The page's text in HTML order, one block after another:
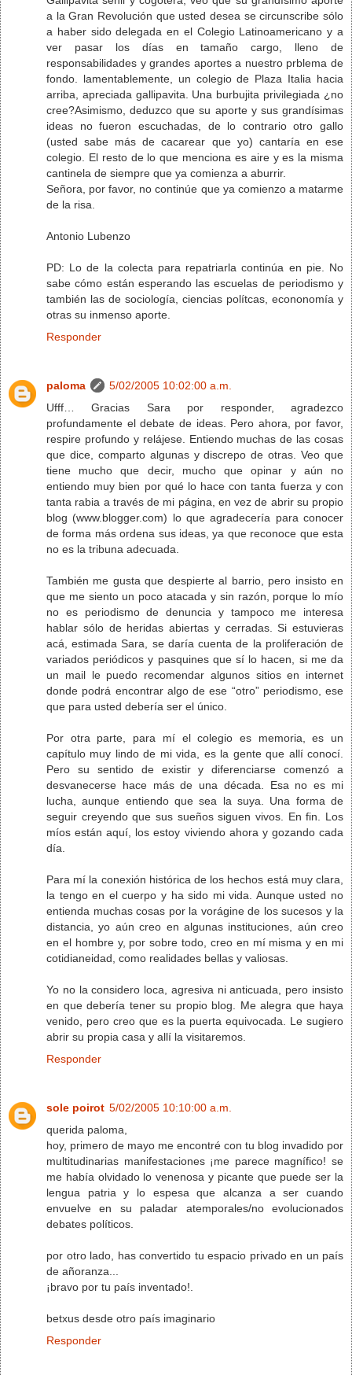
a la Gran Revolución que usted desea se circunscribe sólo
a haber sido delegada en el Colegio Latinoamericano y a
ver pasar los días en tamaño cargo, lleno de
responsabilidades y grandes aportes a nuestro prblema de
fondo. lamentablemente, un colegio de Plaza Italia hacia
arriba, apreciada gallipavita. Una burbujita privilegiada ¿no
cree?Asimismo, deduzco que su aporte y sus grandísimas
ideas no fueron escuchadas, de lo contrario otro gallo
(usted sabe más de cacarear que yo) cantaría en ese
colegio. El resto de lo que menciona es aire y es la misma
cantinela de siempre que ya comienza a aburrir.
Señora, por favor, no continúe que ya comienzo a matarme
de la risa.
Antonio Lubenzo
PD: Lo de la colecta para repatriarla continúa en pie. No
sabe cómo están esperando las escuelas de periodismo y
también las de sociología, ciencias polítcas, econonomía y
otras su inmenso aporte.
Responder
paloma
5/02/2005 10:02:00 a.m.
Ufff… Gracias Sara por responder, agradezco
profundamente el debate de ideas. Pero ahora, por favor,
respire profundo y relájese. Entiendo muchas de las cosas
que dice, comparto algunas y discrepo de otras. Veo que
tiene mucho que decir, mucho que opinar y aún no
entiendo muy bien por qué lo hace con tanta fuerza y con
tanta rabia a través de mi página, en vez de abrir su propio
blog (www.blogger.com) lo que agradecería para conocer
de forma más ordena sus ideas, ya que reconoce que esta
no es la tribuna adecuada.
También me gusta que despierte al barrio, pero insisto en
que me siento un poco atacada y sin razón, porque lo mío
no es periodismo de denuncia y tampoco me interesa
hablar sólo de heridas abiertas y cerradas. Si estuvieras
acá, estimada Sara, se daría cuenta de la proliferación de
variados periódicos y pasquines que sí lo hacen, si me da
un mail le puedo recomendar algunos sitios en internet
donde podrá encontrar algo de ese “otro” periodismo, ese
que para usted debería ser el único.
Por otra parte, para mí el colegio es memoria, es un
capítulo muy lindo de mi vida, es la gente que allí conocí.
Pero su sentido de existir y diferenciarse comenzó a
desvanecerse hace más de una década. Esa no es mi
lucha, aunque entiendo que sea la suya. Una forma de
seguir creyendo que sus sueños siguen vivos. En fin. Los
míos están aquí, los estoy viviendo ahora y gozando cada
día.
Para mí la conexión histórica de los hechos está muy clara,
la tengo en el cuerpo y ha sido mi vida. Aunque usted no
entienda muchas cosas por la vorágine de los sucesos y la
distancia, yo aún creo en algunas instituciones, aún creo
en el hombre y, por sobre todo, creo en mí misma y en mi
cotidianeidad, como realidades bellas y valiosas.
Yo no la considero loca, agresiva ni anticuada, pero insisto
en que debería tener su propio blog. Me alegra que haya
venido, pero creo que es la puerta equivocada. Le sugiero
abrir su propia casa y allí la visitaremos.
Responder
sole poirot 5/02/2005 10:10:00 a.m.
querida paloma,
hoy, primero de mayo me encontré con tu blog invadido por
multitudinarias manifestaciones ¡me parece magnífico! se
me había olvidado lo venenosa y picante que puede ser la
lengua patria y lo espesa que alcanza a ser cuando
envuelve en su paladar atemporales/no evolucionados
debates políticos.
por otro lado, has convertido tu espacio privado en un país
de añoranza...
¡bravo por tu país inventado!.
betxus desde otro país imaginario
Responder